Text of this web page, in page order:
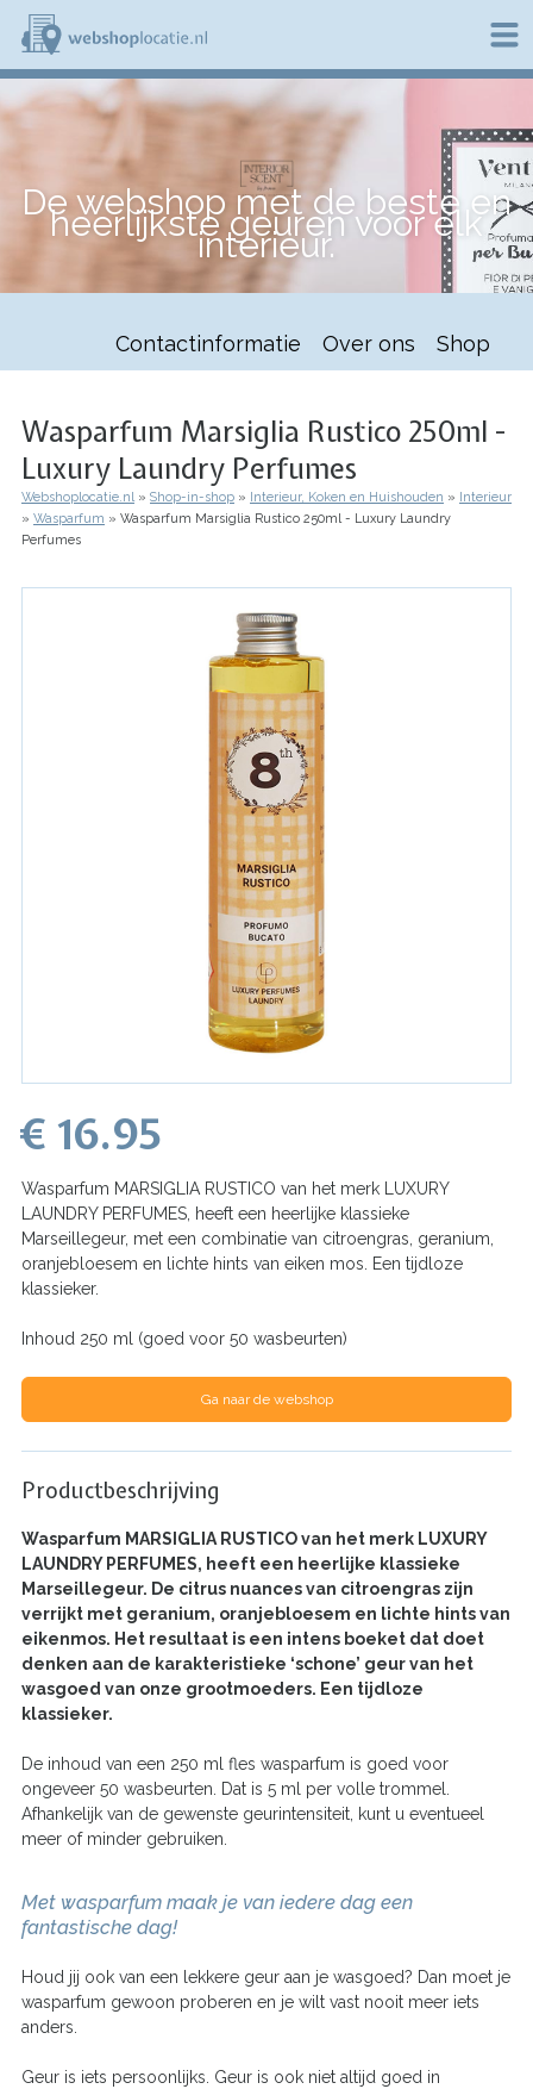
Overslaan
naar
de
inhoud
e
b
o
p
l
De webshop met de beste en
heerlijkste geuren voor elk
interieur.
Contactinformatie Over ons Shop
Wasparfum Marsiglia Rustico 250ml -
Luxury Laundry Perfumes
Kruimelpad
Webshoplocatie.nl Shop-in-shop Interieur, Koken en Huishouden
Interieur
Wasparfum
Wasparfum Marsiglia Rustico 250ml - Luxury Laundry
Perfumes
€ 16.95
Wasparfum MARSIGLIA RUSTICO van het merk LUXURY
LAUNDRY PERFUMES, heeft een heerlijke klassieke
Marseillegeur, met een combinatie van citroengras, geranium,
oranjebloesem en lichte hints van eiken mos. Een tijdloze
klassieker.
Inhoud 250 ml (goed voor 50 wasbeurten)
Ga naar de webshop
Productbeschrijving
Wasparfum MARSIGLIA RUSTICOvan het merk LUXURY
LAUNDRY PERFUMES, heeft een heerlijke klassieke
Marseillegeur. De citrus nuances van citroengras zijn
verrijkt met geranium, oranjebloesem en lichte hints van
eikenmos. Het resultaat is een intens boeket dat doet
denken aan de karakteristieke ‘schone’ geur van het
wasgoed van onze grootmoeders. Een tijdloze
klassieker.
De inhoud van een 250 ml fles wasparfum is goed voor
ongeveer 50 wasbeurten. Dat is 5 ml per volle trommel.
Afhankelijk van de gewenste geurintensiteit, kunt u eventueel
meer of minder gebruiken.
Met wasparfum maak je van iedere dag een
fantastische dag!
Houd jij ook van een lekkere geur aan je wasgoed? Dan moet je
wasparfum gewoon proberen en je wilt vast nooit meer iets
anders.
Geur is iets persoonlijks. Geur is ook niet altijd goed in